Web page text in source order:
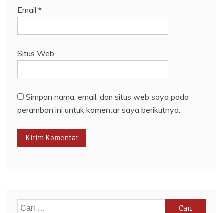
Email *
Situs Web
Simpan nama, email, dan situs web saya pada
peramban ini untuk komentar saya berikutnya.
Cari